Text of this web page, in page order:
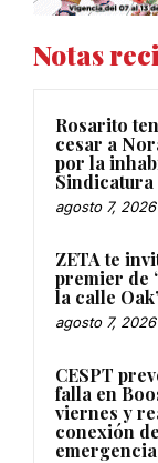
Notas
Rosarito
cesar a
por la
Sindicatura
agosto 7, 2026
ZETA te
premier de
la calle
agosto 7, 2026
CESPT
falla en
viernes y
conexión de
emergencia